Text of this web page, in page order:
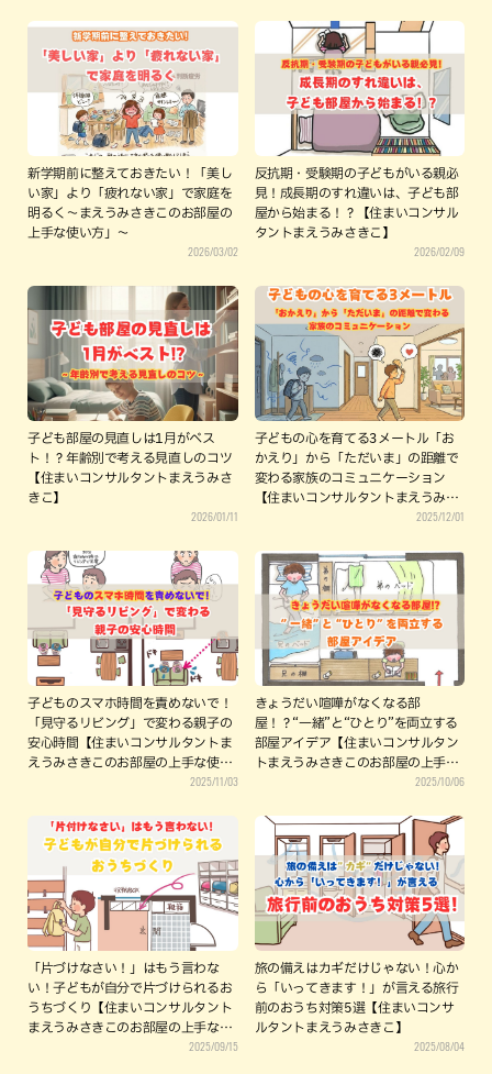
新学期前に整えておきたい！「美し
い家」より「疲れない家」で家庭を
明るく～まえうみさきこのお部屋の
上手な使い方」～
2026/03/02
反抗期・受験期の子どもがいる親必
見！成長期のすれ違いは、子ども部
屋から始まる！？【住まいコンサル
タントまえうみさきこ】
2026/02/09
子ども部屋の見直しは1月がベス
ト！？年齢別で考える見直しのコツ
【住まいコンサルタントまえうみさ
きこ】
2026/01/11
子どもの心を育てる3メートル「お
かえり」から「ただいま」の距離で
変わる家族のコミュニケーション
【住まいコンサルタントまえうみさ
2025/12/01
子どものスマホ時間を責めないで！
「見守るリビング」で変わる親子の
安心時間【住まいコンサルタントま
えうみさきこのお部屋の上手な使い
2025/11/03
きょうだい喧嘩がなくなる部
屋！？“一緒”と“ひとり”を両立する
部屋アイデア【住まいコンサルタン
トまえうみさきこのお部屋の上手な
2025/10/06
「片づけなさい！」はもう言わな
い！子どもが自分で片づけられるお
うちづくり【住まいコンサルタント
まえうみさきこのお部屋の上手な使
2025/09/15
旅の備えはカギだけじゃない！心か
ら「いってきます！」が言える旅行
前のおうち対策5選【住まいコンサ
ルタントまえうみさきこ】
2025/08/04